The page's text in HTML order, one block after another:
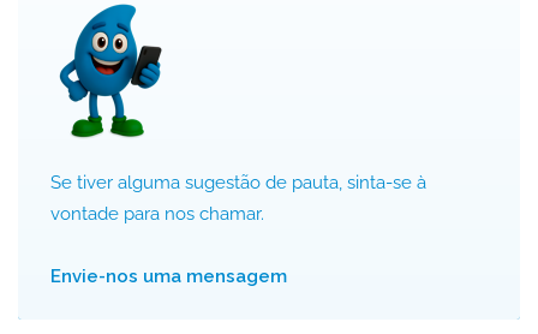
Se tiver alguma sugestão de pauta, sinta-se à
vontade para nos chamar.
Envie-nos uma mensagem